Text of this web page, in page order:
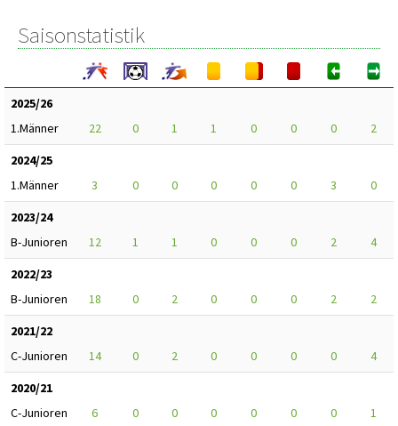
Saisonstatistik
2025/26
1.Männer
22 0 1 1 0 0 0
2
2024/25
1.Männer
3 0 0 0 0 0 3
0
2023/24
B-Junioren
12 1 1 0 0 0 2
4
2022/23
B-Junioren
18 0 2 0 0 0 2
2
2021/22
C-Junioren
14 0 2 0 0 0 0
4
2020/21
C-Junioren
6 0 0 0 0 0 0
1